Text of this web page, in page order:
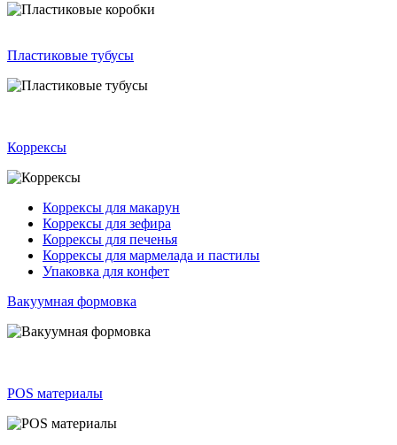
Пластиковые тубусы
Коррексы
Коррексы для макарун
Коррексы для зефира
Коррексы для печенья
Коррексы для мармелада и пастилы
Упаковка для конфет
Вакуумная формовка
POS материалы